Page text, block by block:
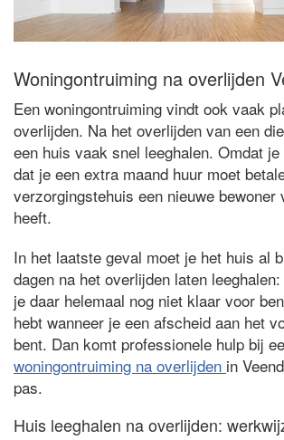
Woningontruiming na overlijden
Een woningontruiming vindt ook vaak
overlijden. Na het overlijden van een
een huis vaak snel leeghalen. Omdat
dat je een extra maand huur moet
verzorgingstehuis een nieuwe bewoner
heeft.
In het laatste geval moet je het huis al
dagen na het overlijden laten
je daar helemaal nog niet klaar voor
hebt wanneer je een afscheid aan het
bent. Dan komt professionele hulp bij
woningontruiming na overlijden in
pas.
Huis leeghalen na overlijden: